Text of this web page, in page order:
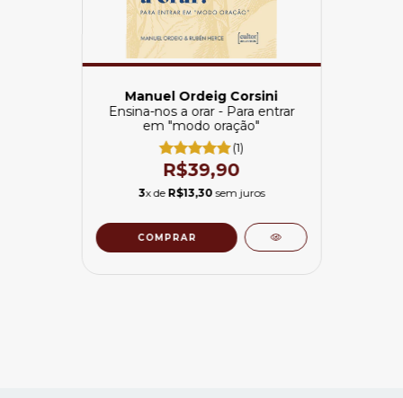
Manuel Ordeig Corsini
Ensina-nos a orar - Para entrar
em "modo oração"
(1)
R$39,90
3x de R$13,30 sem juros